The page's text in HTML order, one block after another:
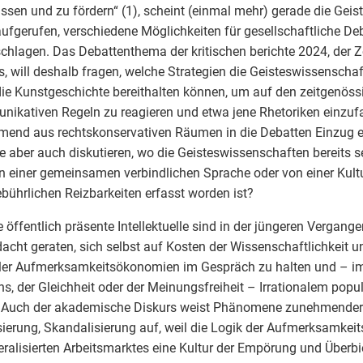
und zu fördern“ (1), scheint (einmal mehr) gerade die
verschiedene Möglichkeiten für gesellschaftliche
Das Debattenthema der kritischen berichte 2024, der
will deshalb fragen, welche Strategien die
Kunstgeschichte bereithalten können, um auf den
Regeln zu reagieren und etwa jene Rhetoriken
aus rechtskonservativen Räumen in die Debatten Einzug
aber auch diskutieren, wo die Geisteswissenschaften bereits
einer gemeinsamen verbindlichen Sprache oder von einer
Reizbarkeiten erfasst worden ist?
öffentlich präsente Intellektuelle sind in der jüngeren
geraten, sich selbst auf Kosten der Wissenschaftlichkeit
Aufmerksamkeitsökonomien im Gespräch zu halten und –
der Gleichheit oder der Meinungsfreiheit – Irrationalem
der akademische Diskurs weist Phänomene
Skandalisierung auf, weil die Logik der
Arbeitsmarktes eine Kultur der Empörung und